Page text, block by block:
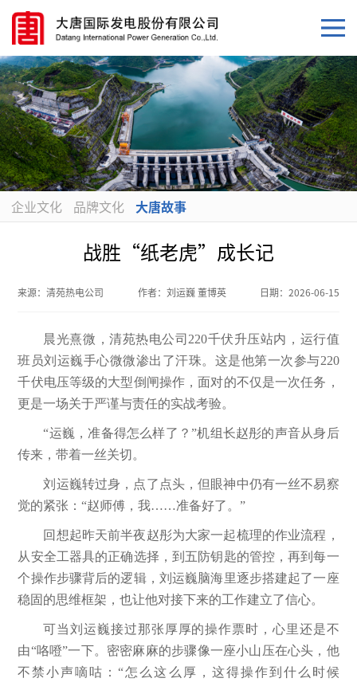
企业文化 品牌文化 大唐故事
战胜“纸老虎”成长记
来源：清苑热电公司 作者： 刘运巍 董博英 日期： 2026-06-15
晨光熹微，清苑热电公司220千伏升压站内，运行值
班员刘运巍手心微微渗出了汗珠。这是他第一次参与220
千伏电压等级的大型倒闸操作，面对的不仅是一次任务，
更是一场关于严谨与责任的实战考验。
“运巍，准备得怎么样了？”机组长赵彤的声音从身后
传来，带着一丝关切。
刘运巍转过身，点了点头，但眼神中仍有一丝不易察
觉的紧张：“赵师傅，我……准备好了。”
回想起昨天前半夜赵彤为大家一起梳理的作业流程，
从安全工器具的正确选择，到五防钥匙的管控，再到每一
个操作步骤背后的逻辑，刘运巍脑海里逐步搭建起了一座
稳固的思维框架，也让他对接下来的工作建立了信心。
可当刘运巍接过那张厚厚的操作票时，心里还是不
由“咯噔”一下。密密麻麻的步骤像一座小山压在心头，他
不禁小声嘀咕：“怎么这么厚，这得操作到什么时候